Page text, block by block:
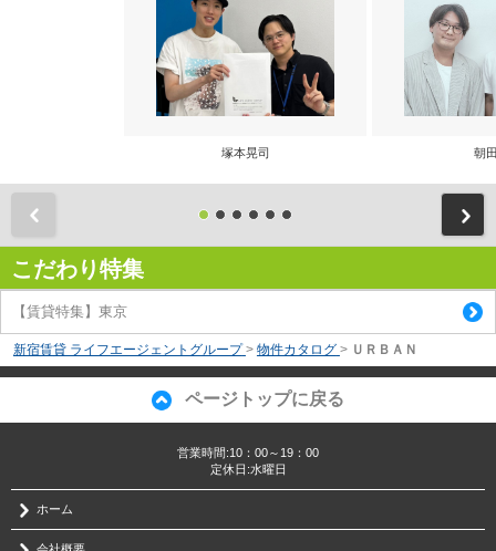
塚本晃司 朝
こだわり特集
【賃貸特集】東京
新宿賃貸 ライフエージェントグループ > 物件カタログ > ＵＲＢＡＮ
ページトップに戻る
営業時間:10：00～19：00
定休日:水曜日
ホーム